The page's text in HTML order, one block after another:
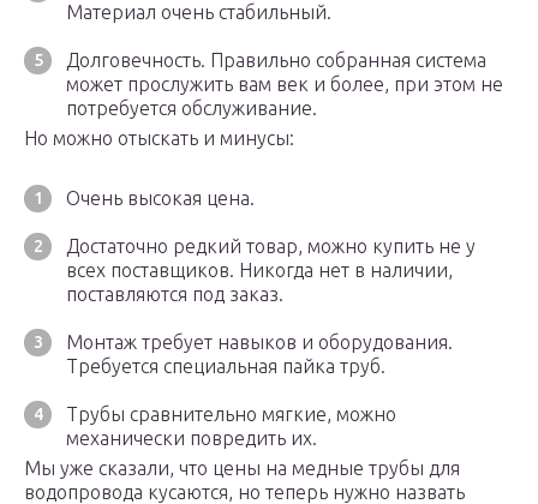
Материал очень стабильный.
Долговечность. Правильно собранная система
может прослужить вам век и более, при этом не
потребуется обслуживание.
Но можно отыскать и минусы:
Очень высокая цена.
Достаточно редкий товар, можно купить не у
всех поставщиков. Никогда нет в наличии,
поставляются под заказ.
Монтаж требует навыков и оборудования.
Требуется специальная пайка труб.
Трубы сравнительно мягкие, можно
механически повредить их.
Мы уже сказали, что цены на медные трубы для
водопровода кусаются, но теперь нужно назвать